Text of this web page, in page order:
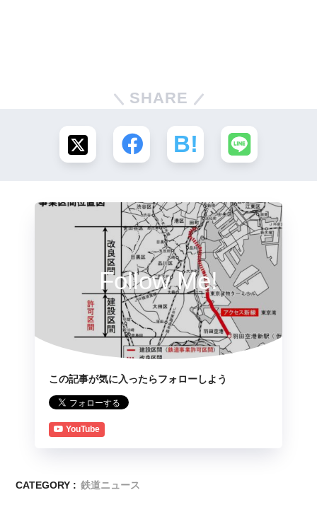
SHARE
Follow Me!
この記事が気に入ったらフォローしよう
YouTube
CATEGORY : 鉄道ニュース